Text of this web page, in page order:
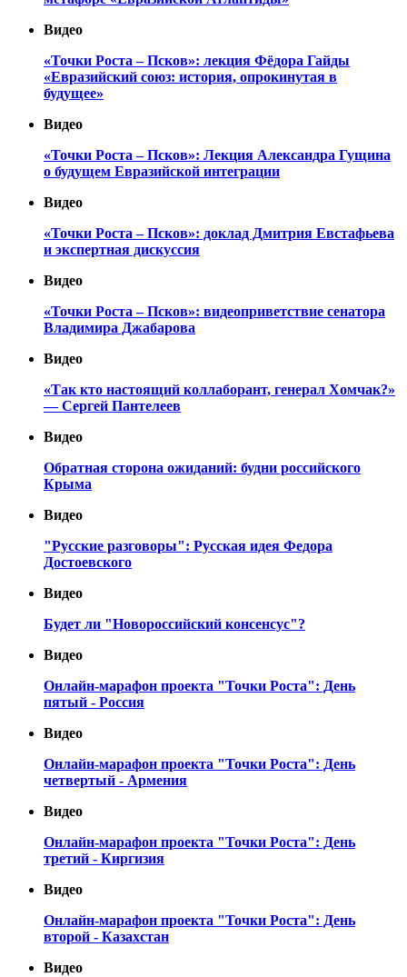
Видео
«Точки Роста – Псков»: лекция Фёдора Гайды
«Евразийский союз: история, опрокинутая в
будущее»
Видео
«Точки Роста – Псков»: Лекция Александра Гущина
о будущем Евразийской интеграции
Видео
«Точки Роста – Псков»: доклад Дмитрия Евстафьева
и экспертная дискуссия
Видео
«Точки Роста – Псков»: видеоприветствие сенатора
Владимира Джабарова
Видео
«Так кто настоящий коллаборант, генерал Хомчак?»
— Сергей Пантелеев
Видео
Обратная сторона ожиданий: будни российского
Крыма
Видео
"Русские разговоры": Русская идея Федора
Достоевского
Видео
Будет ли "Новороссийский консенсус"?
Видео
Онлайн-марафон проекта "Точки Роста": День
пятый - Россия
Видео
Онлайн-марафон проекта "Точки Роста": День
четвертый - Армения
Видео
Онлайн-марафон проекта "Точки Роста": День
третий - Киргизия
Видео
Онлайн-марафон проекта "Точки Роста": День
второй - Казахстан
Видео